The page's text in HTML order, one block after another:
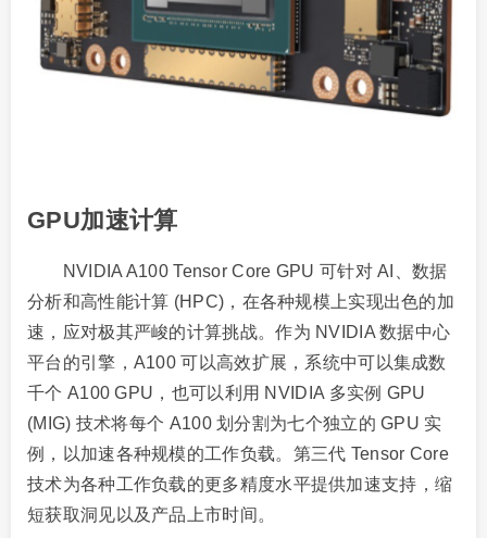
GPU加速计算
NVIDIA A100 Tensor Core GPU 可针对 AI、数据
分析和高性能计算 (HPC)，在各种规模上实现出色的加
速，应对极其严峻的计算挑战。作为 NVIDIA 数据中心
平台的引擎，A100 可以高效扩展，系统中可以集成数
千个 A100 GPU，也可以利用 NVIDIA 多实例 GPU
(MIG) 技术将每个 A100 划分割为七个独立的 GPU 实
例，以加速各种规模的工作负载。第三代 Tensor Core
技术为各种工作负载的更多精度水平提供加速支持，缩
短获取洞见以及产品上市时间。